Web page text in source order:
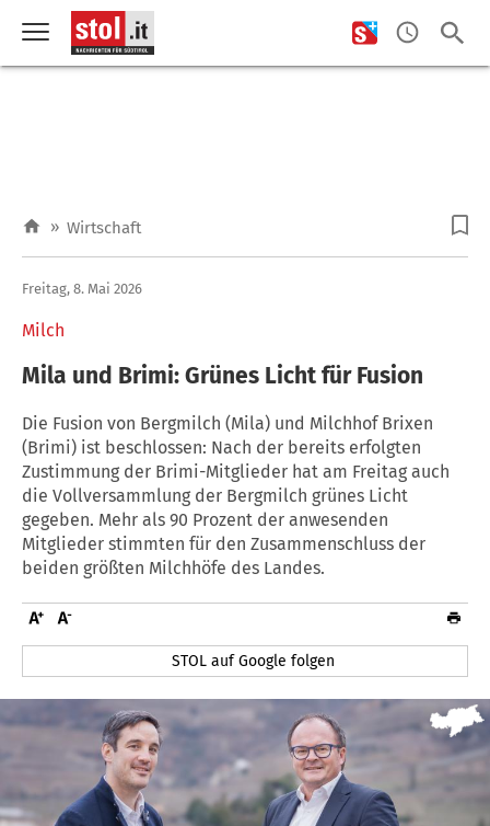
» Wirtschaft
Milch
Freitag, 8. Mai 2026
Mila und Brimi: Grünes Licht für Fusion
Die Fusion von Bergmilch (Mila) und Milchhof Brixen
(Brimi) ist beschlossen: Nach der bereits erfolgten
Zustimmung der Brimi-Mitglieder hat am Freitag auch
die Vollversammlung der Bergmilch grünes Licht
gegeben. Mehr als 90 Prozent der anwesenden
Mitglieder stimmten für den Zusammenschluss der
beiden größten Milchhöfe des Landes.
STOL auf Google folgen